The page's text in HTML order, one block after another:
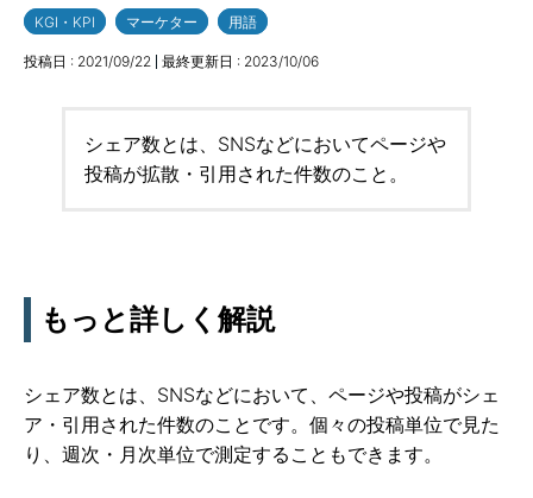
KGI・KPI マーケター 用語
投稿日 : 2021/09/22 最終更新日 : 2023/10/06
シェア数とは、SNSなどにおいてページや
投稿が拡散・引用された件数のこと。
もっと詳しく解説
シェア数とは、SNSなどにおいて、ページや投稿がシェ
ア・引用された件数のことです。個々の投稿単位で見た
り、週次・月次単位で測定することもできます。